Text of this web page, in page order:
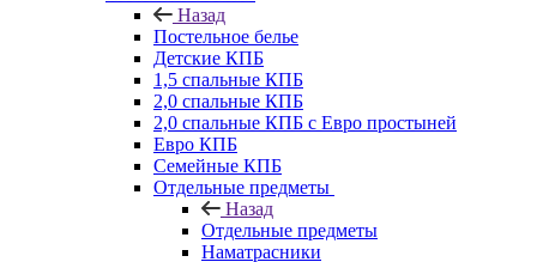
Назад
Постельное белье
Детские КПБ
1,5 спальные КПБ
2,0 спальные КПБ
2,0 спальные КПБ с Евро простыней
Евро КПБ
Семейные КПБ
Отдельные предметы
Назад
Отдельные предметы
Наматрасники